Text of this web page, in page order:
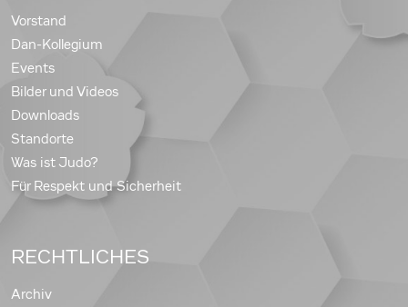
Vorstand
Dan-Kollegium
Events
Bilder und Videos
Downloads
Standorte
Was ist Judo?
Für Respekt und Sicherheit
RECHTLICHES
Archiv